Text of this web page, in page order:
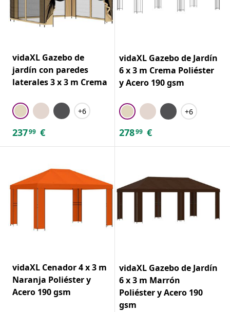
vidaXL Gazebo de
jardín con paredes
laterales 3 x 3 m Crema
+6
23799 €
vidaXL Gazebo de Jardín
6 x 3 m Crema Poliéster
y Acero 190 gsm
+6
27899 €
vidaXL Cenador 4 x 3 m
Naranja Poliéster y
Acero 190 gsm
vidaXL Gazebo de Jardín
6 x 3 m Marrón
Poliéster y Acero 190
gsm